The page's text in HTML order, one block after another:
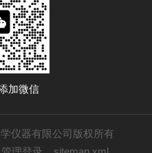
加微信
仪器有限公司版权所有